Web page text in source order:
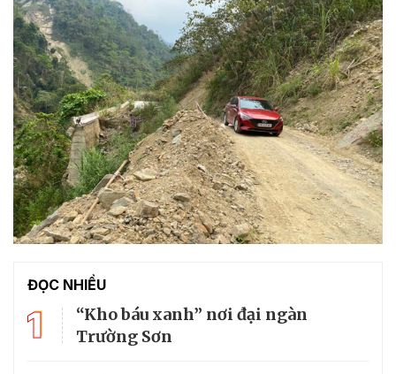
ĐỌC NHIỀU
1
“Kho báu xanh” nơi đại ngàn
Trường Sơn